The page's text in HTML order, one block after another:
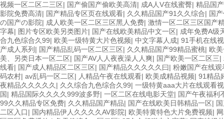
视频一区二区二三区| 国产偷国产偷欧美高清| 成A人V在线蜜臀| 精品国
影院免费高清| 国产精品专区页在线观看| 久久精品国产91久久综合| 国
の国产の影院| 成人欧美一区二区三区黑人免费| 激情一区二区三区国产
字幕| 图片专区欧美另类图片| 国产在线欧美精品中文一区| 成年免费A级
合九色综合久99| 欧美一级特黄大片色视频| 中文字幕人成| 91手机在线
产成人系列 | 国产精品乱码一区二区三区| 久久精品国产99精品蜜桃| 欧
美、另类日本一区二区| 国产AV人人夜夜澡人人爽| 国产欧美一区二区三|
线看| 国产成人精品区二区三区| 国产精品久久久久久曰| 粉嫩国产在线观
码农村| av乱码一区二区| 人精品午夜在线观看| 欧美成精品视频| 91精品
夜精品久久久久久 | 久久综合九色综合久99| 一级特黄aaa大片在线观看
国| 精品国际久久久久999波多野| 一区二区在线电影天堂| 国产午夜福利
99久久精品专区免费| 久久精品国产精品| 国产在线欧美日韩精品一区|
二区入口| 国内精品伊人久久久久AV影院| 欧美特黄特色大片免费视频|